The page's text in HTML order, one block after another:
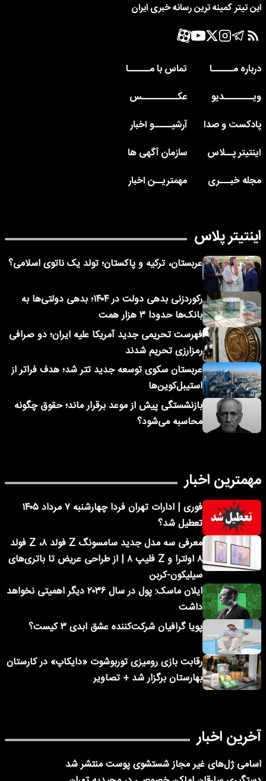
این تیتر کمینه ترین رسانه خبری ایران
درباره مــــــا
تماس با مــــــا
ویــــــــدیو
عکــــــــــس
پادکست و صدا
آرشیـــــو اخبار
اینتیتر پــلاس
سازمان آگهی ها
مجله خبـــری
مهمتریــن اخبار
اینتیتر پلاس
عربستان، ترکیه و پاکستان؛ تولد یک ناتوی اسلامی؟
رکوردزنی بدهی دولت در ۱۴۰۴؛ بدهی دولتی‌ها به
بانک‌ها حدودا ۳ هزار همت
فهرست تحریمی جدید آمریکا علیه ایران؛ دو صرافی
رمزارزی تحریم شدند
عربستان سکوی توسعه جدید تتر شد؛ هدف فراتر از
استیبل‌کوین‌ها
بازنشستگی پیش از موعد برقرار ماند؛ حقوق چگونه
محاسبه می‌شود؟
مهمترین اخبار
فوری | ادارات تهران فردا چهارشنبه ۷ مرداد ۱۴۰۵
تعطیل شد؟
معرفی سه مدل جدید سامسونگ Z فولد ۸، Z فولد
۸ اولترا و Z فلیپ ۸ | از طراحی عریض تا باتری‌های
سیلیکون-کربن
ایلان ماسک: پول در سال ۲۰۳۶ دیگر اهمیتی نخواهد
داشت
پویا گرافیان شرکت‌کننده عشق ابدی ۳ کیست؟
رقابت بازی رومیزی توربوشوت «دایکاپ» در کارستان
بهارستان برگزار شد + تصاویر
آخرین اخبار
اسامی ژل‌های غیر مجاز شستشوی پوست منتشر شد